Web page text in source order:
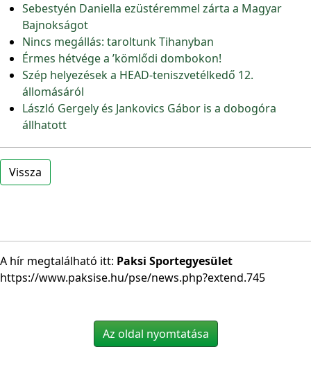
Sebestyén Daniella ezüstéremmel zárta a Magyar
Bajnokságot
Nincs megállás: taroltunk Tihanyban
Érmes hétvége a ’kömlődi dombokon!
Szép helyezések a HEAD-teniszvetélkedő 12.
állomásáról
László Gergely és Jankovics Gábor is a dobogóra
állhatott
Vissza
A hír megtalálható itt: Paksi Sportegyesület
https://www.paksise.hu/pse/news.php?extend.745
Az oldal nyomtatása